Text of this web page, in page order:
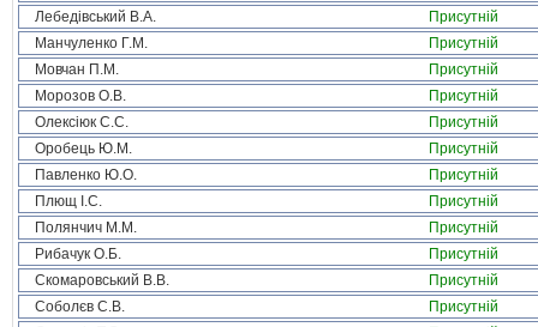
Лебедівський В.А.
Присутній
Манчуленко Г.М.
Присутній
Мовчан П.М.
Присутній
Морозов О.В.
Присутній
Олексіюк С.С.
Присутній
Оробець Ю.М.
Присутній
Павленко Ю.О.
Присутній
Плющ І.С.
Присутній
Полянчич М.М.
Присутній
Рибачук О.Б.
Присутній
Скомаровський В.В.
Присутній
Соболєв С.В.
Присутній